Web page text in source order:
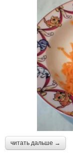
читать дальше →